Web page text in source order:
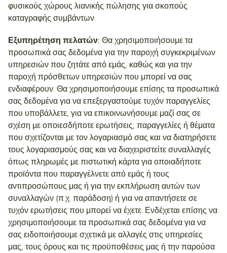
φυσικούς χώρους λιανικής πώλησης για σκοπούς
καταγραφής συμβάντων.
Εξυπηρέτηση πελατών: Θα χρησιμοποιήσουμε τα
προσωπικά σας δεδομένα για την παροχή συγκεκριμένων
υπηρεσιών που ζητάτε από εμάς, καθώς και για την
παροχή πρόσθετων υπηρεσιών που μπορεί να σας
ενδιαφέρουν. Θα χρησιμοποιήσουμε επίσης τα προσωπικά
σας δεδομένα για να επεξεργαστούμε τυχόν παραγγελίες
που υποβάλλετε, για να επικοινωνήσουμε μαζί σας σε
σχέση με οποιεσδήποτε ερωτήσεις, παραγγελίες ή θέματα
που σχετίζονται με τον λογαριασμό σας και να διατηρήσετε
τους λογαριασμούς σας και να διαχειριστείτε συναλλαγές
όπως πληρωμές με πιστωτική κάρτα για οποιαδήποτε
προϊόντα που παραγγέλνετε από εμάς ή τους
αντιπροσώπους μας ή για την εκπλήρωση αυτών των
συναλλαγών (π.χ. παράδοση) ή για να απαντήσετε σε
τυχόν ερωτήσεις που μπορεί να έχετε. Ενδέχεται επίσης να
χρησιμοποιήσουμε τα προσωπικά σας δεδομένα για να
σας ειδοποιήσουμε σχετικά με αλλαγές στις υπηρεσίες
μας, τους όρους και τις προϋποθέσεις μας ή την παρούσα